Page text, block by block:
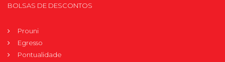
BOLSAS DE DESCONTOS
Prouni
Egresso
Pontualidade